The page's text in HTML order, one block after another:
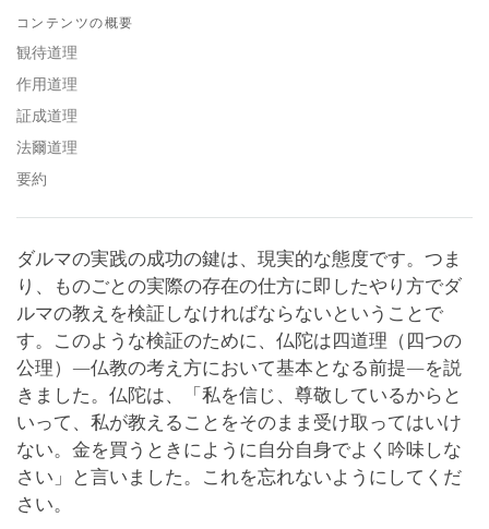
コンテンツの概要
観待道理
作用道理
証成道理
法爾道理
要約
ダルマの実践の成功の鍵は、現実的な態度です。つま
り、ものごとの実際の存在の仕方に即したやり方でダ
ルマの教えを検証しなければならないということで
す。このような検証のために、仏陀は四道理（四つの
公理）―仏教の考え方において基本となる前提―を説
きました。仏陀は、「私を信じ、尊敬しているからと
いって、私が教えることをそのまま受け取ってはいけ
ない。金を買うときにように自分自身でよく吟味しな
さい」と言いました。これを忘れないようにしてくだ
さい。